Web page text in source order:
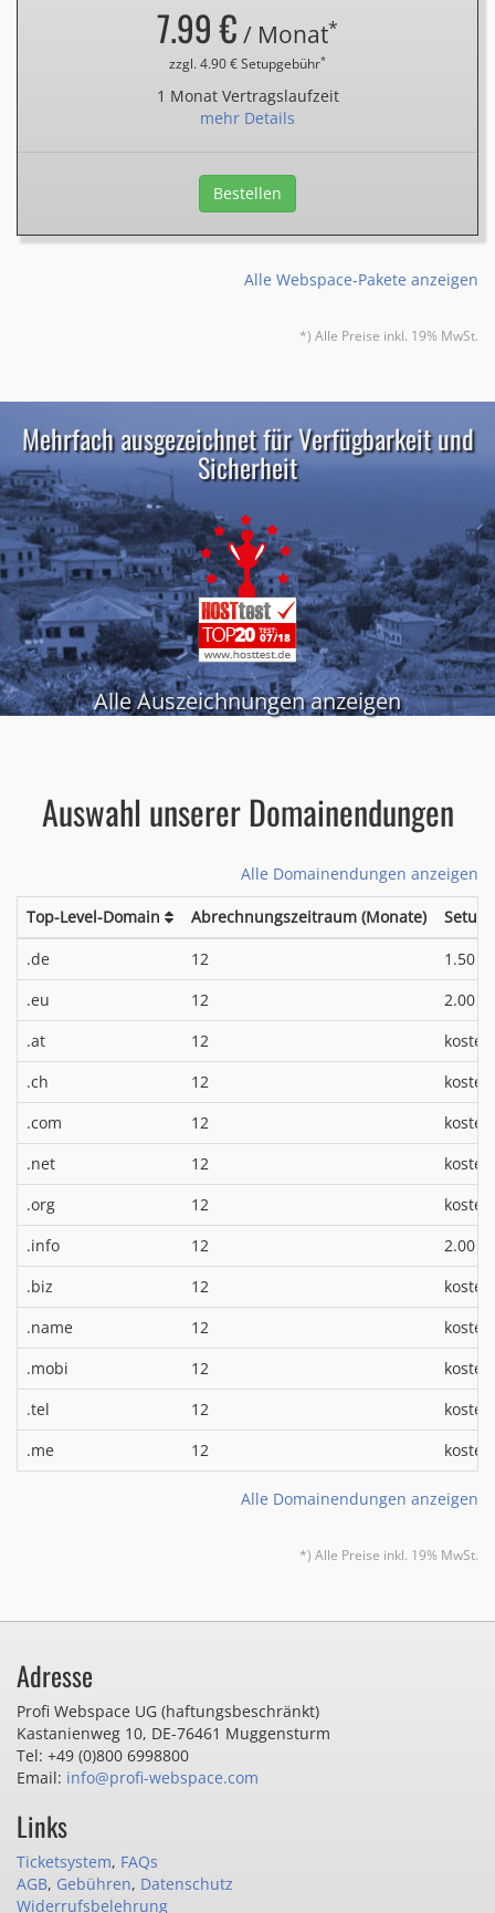
7.99 € / Monat*
zzgl. 4.90 € Setupgebühr*
1 Monat Vertragslaufzeit
mehr Details
Bestellen
Alle Webspace-Pakete anzeigen
*) Alle Preise inkl. 19% MwSt.
Mehrfach ausgezeichnet für Verfügbarkeit und
Sicherheit
Alle Auszeichnungen anzeigen
Auswahl unserer Domainendungen
Alle Domainendungen anzeigen
Top-Level-Domain Abrechnungszeitraum (Monate)
.de
12 1.50 €
.eu 12 2.00 €
.at 12
.ch
12
.com
12
.net
12
.org
12
.info
12 2.00 €
.biz 12
.name
12
.mobi
12
.tel
12
.me
12
Alle Domainendungen anzeigen
*) Alle Preise inkl. 19% MwSt.
Adresse
Profi Webspace UG (haftungsbeschränkt)
Kastanienweg 10, DE-76461 Muggensturm
Tel: +49 (0)800 6998800
Email: info@profi-webspace.com
Links
Ticketsystem, FAQs
AGB, Gebühren, Datenschutz
Widerrufsbelehrung